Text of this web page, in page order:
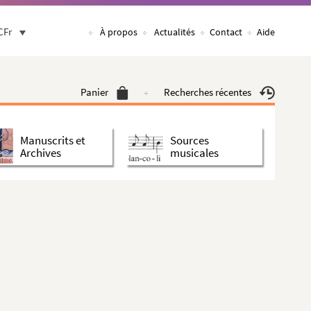
À propos Actualités Contact Aide
Panier Recherches récentes
Manuscrits et
Archives
Sources
musicales